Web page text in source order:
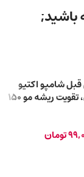
شامپو اکتیو
هیر کمپلکس، تقویت ریشه مو 150
تومان